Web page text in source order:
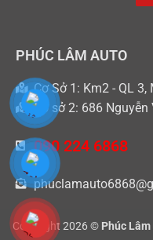
PHÚC LÂM AUTO
Cơ Sở 1: Km2 - QL
Cơ sở 2: 686 Nguyễn
090 224 6868
Copyright 2026 © Phúc